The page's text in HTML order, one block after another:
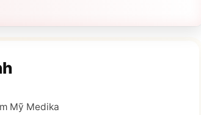
Mỹ Medika